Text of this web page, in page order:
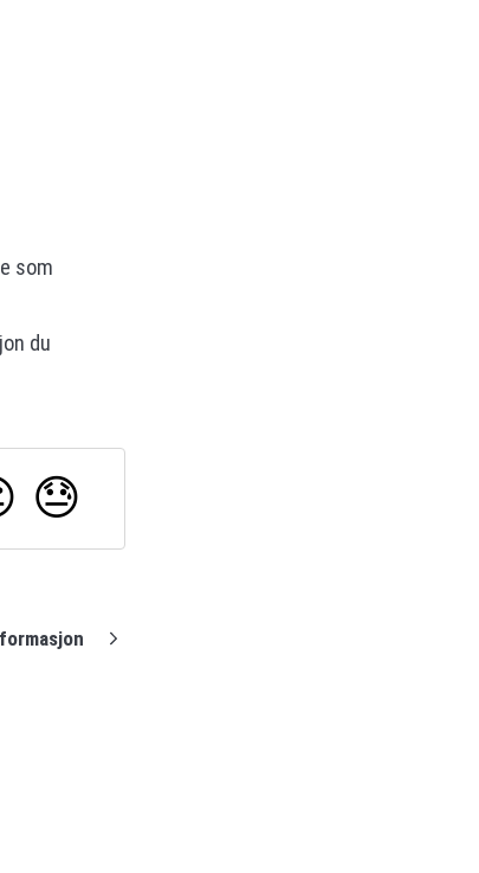
som
du
😓